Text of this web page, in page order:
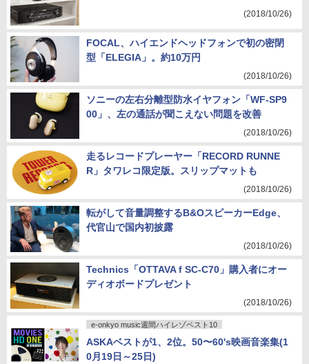
(2018/10/26)
FOCAL、ハイエンドヘッドフォンで初の密閉
型「ELEGIA」。約10万円
(2018/10/26)
ソニーの左右分離型防水イヤフォン「WF-SP9
00」、左の通話が聞こえない問題を改善
(2018/10/26)
走るレコードプレーヤー「RECORD RUNNE
R」タワレコ限定版。スリップマットも
(2018/10/26)
転がして音量調整するB&OスピーカーEdge、
代官山で国内初披露
(2018/10/26)
Technics「OTTAVA f SC-C70」購入者にオー
ディオボードプレゼント
(2018/10/26)
e-onkyo music週間ハイレゾベスト10
ASKAベストが1、2位。50〜60's映画音楽集(1
0月19日～25日)